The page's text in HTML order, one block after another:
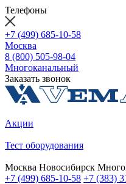
Телефоны
+7 (499) 685-10-58
Москва
8 (800) 505-98-04
Многоканальный
Заказать звонок
Акции
Тест оборудования
Москва Новосибирск
+7 (499) 685-10-58 +7 (383)